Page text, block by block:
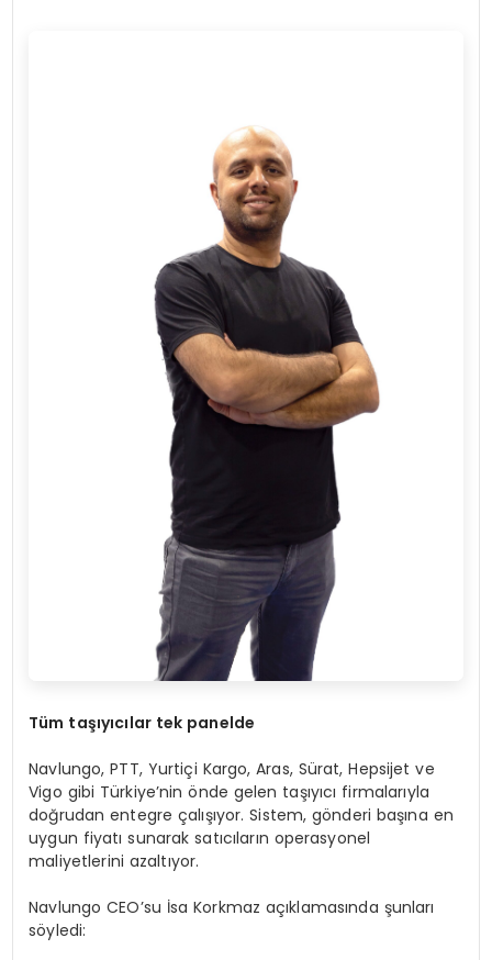
Tüm taşıyıcılar tek panelde
Navlungo, PTT, Yurtiçi Kargo, Aras, Sürat, Hepsijet ve
Vigo gibi Türkiye’nin önde gelen taşıyıcı firmalarıyla
doğrudan entegre çalışıyor. Sistem, gönderi başına en
uygun fiyatı sunarak satıcıların operasyonel
maliyetlerini azaltıyor.
Navlungo CEO’su İsa Korkmaz açıklamasında şunları
söyledi: